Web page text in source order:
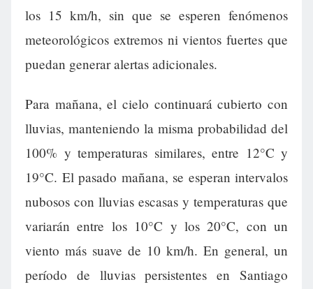
los 15 km/h, sin que se esperen fenómenos
meteorológicos extremos ni vientos fuertes que
puedan generar alertas adicionales.
Para mañana, el cielo continuará cubierto con
lluvias, manteniendo la misma probabilidad del
100% y temperaturas similares, entre 12°C y
19°C. El pasado mañana, se esperan intervalos
nubosos con lluvias escasas y temperaturas que
variarán entre los 10°C y los 20°C, con un
viento más suave de 10 km/h. En general, un
período de lluvias persistentes en Santiago